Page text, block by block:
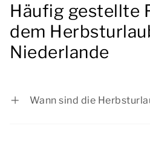
Häufig gestellte
dem
Niederlande
Wann sind die